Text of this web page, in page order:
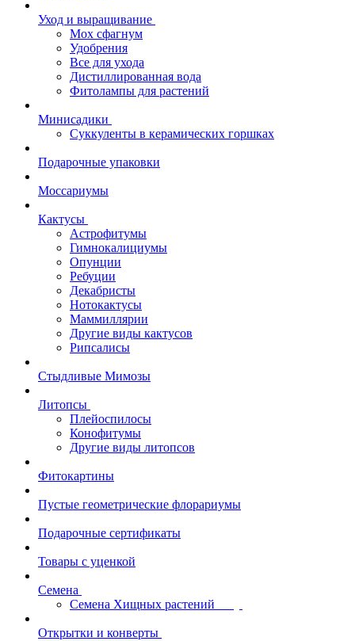
Уход и выращивание
Мох сфагнум
Удобрения
Все для ухода
Дистиллированная вода
Фитолампы для растений
Минисадики
Суккуленты в керамических горшках
Подарочные упаковки
Моссариумы
Кактусы
Астрофитумы
Гимнокалициумы
Опунции
Ребуции
Декабристы
Нотокактусы
Маммиллярии
Другие виды кактусов
Рипсалисы
Стыдливые Мимозы
Литопсы
Плейоспилосы
Конофитумы
Другие виды литопсов
Фитокартины
Пустые геометрические флорариумы
Подарочные сертификаты
Товары с уценкой
Семена
Семена Хищных растений
Открытки и конверты